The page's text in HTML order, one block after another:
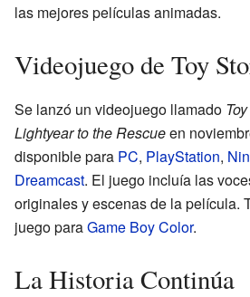
las mejores películas animadas.
Videojuego de Toy
Se lanzó un videojuego llamado
Lightyear to the Rescueen
disponible para PC, PlayStation,
Dreamcast. El juego incluía las
originales y escenas de la película.
juego paraGame Boy Color.
La Historia Continúa